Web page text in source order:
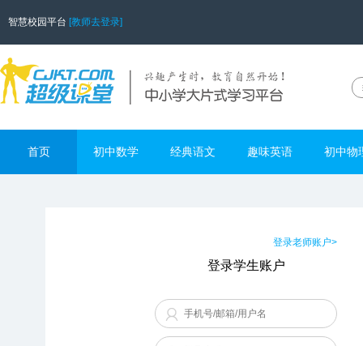
智慧校园平台 [教师去登录]
首页 初中数学 经典语文 趣味英语 初中物
登录老师账户>
登录学生账户